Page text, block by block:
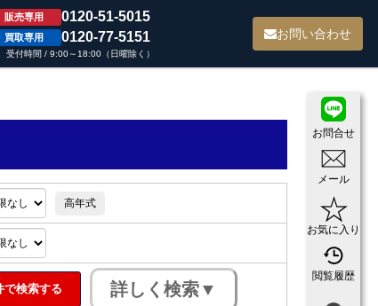
販売専用 0120-51-5015
買取専用 0120-77-5151
受付時間 / 9:00～18:00（日曜除く）
お問い合わせ
お問合せ
メール
お気に入り
閲覧履歴
検索する
高年式